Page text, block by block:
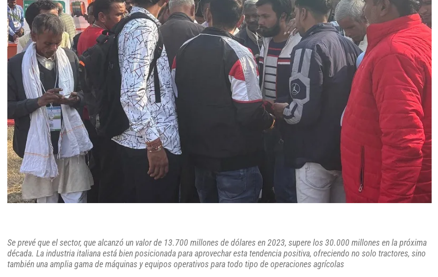
Se prevé que el sector, que alcanzó un valor de 13.700 millones de dólares en 2023, supere los 30.000 millones en la próxima
década. La industria italiana está bien posicionada para aprovechar esta tendencia positiva, ofreciendo no solo tractores, sino
también una amplia gama de máquinas y equipos operativos para todo tipo de operaciones agrícolas